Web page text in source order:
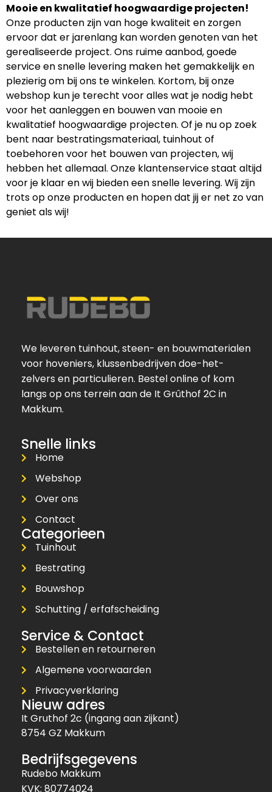
Mooie en kwalitatief hoogwaardige projecten!
Onze producten zijn van hoge kwaliteit en zorgen
ervoor dat er jarenlang kan worden genoten van het
gerealiseerde project. Ons ruime aanbod, goede
service en snelle levering maken het gemakkelijk en
plezierig om bij ons te winkelen. Kortom, bij onze
webshop kun je terecht voor alles wat je nodig hebt
voor het aanleggen en bouwen van mooie en
kwalitatief hoogwaardige projecten. Of je nu op zoek
bent naar bestratingsmateriaal, tuinhout of
toebehoren voor het bouwen van projecten, wij
hebben het allemaal. Onze klantenservice staat altijd
voor je klaar en wij bieden een snelle levering. Wij zijn
trots op onze producten en hopen dat jij er net zo van
geniet als wij!
We leveren tuinhout, steen- en bouwmaterialen
voor hoveniers, klussenbedrijven doe-het-
zelvers en particulieren. Bestel online of kom
langs op ons terrein aan de It Grûthof 2C in
Makkum.
Snelle links
Home
Webshop
Over ons
Contact
Categorieen
Tuinhout
Bestrating
Bouwshop
Schutting / erfafscheiding
Service & Contact
Bestellen en retourneren
Algemene voorwaarden
Privacyverklaring
Nieuw adres
It Gruthof 2c (ingang aan zijkant)
8754 GZ Makkum
Bedrijfsgegevens
Rudebo Makkum
KVK: 80774024